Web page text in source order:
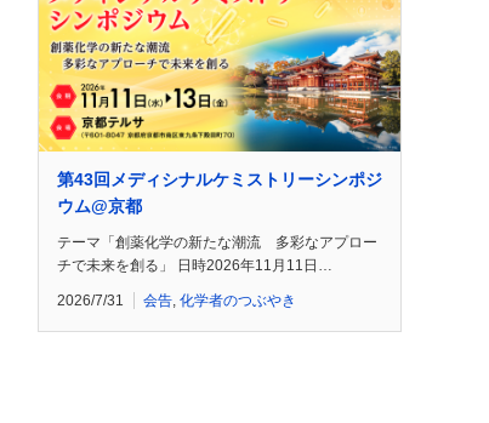
第43回メディシナルケミストリーシンポジ
ウム@京都
テーマ「創薬化学の新たな潮流 多彩なアプロー
チで未来を創る」 日時2026年11月11日…
2026/7/31 会告, 化学者のつぶやき